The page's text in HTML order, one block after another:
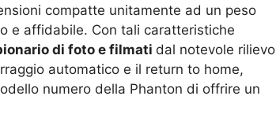
compatte unitamente ad un peso
e affidabile. Con tali caratteristiche
di foto e filmati dal notevole rilievo
automatico e il return to home,
numero della Phanton di offrire un